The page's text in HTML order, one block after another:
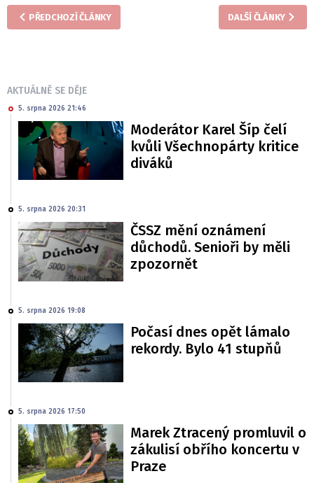
PŘEDCHOZÍ ČLÁNKY DALŠÍ ČLÁNKY
AKTUÁLNĚ SE DĚJE
5. srpna 2026 21:46
Moderátor Karel Šíp čelí
kvůli Všechnopárty kritice
diváků
5. srpna 2026 20:31
ČSSZ mění oznámení
důchodů. Senioři by měli
zpozornět
5. srpna 2026 19:08
Počasí dnes opět lámalo
rekordy. Bylo 41 stupňů
5. srpna 2026 17:50
Marek Ztracený promluvil o
zákulisí obřího koncertu v
Praze